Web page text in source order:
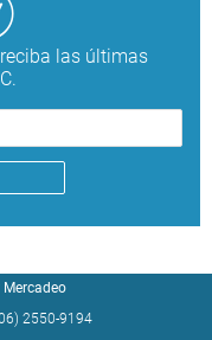
las últimas
2550-9194